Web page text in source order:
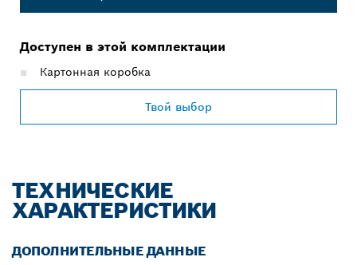
Доступен в этой комплектации
Картонная коробка
Твой выбор
ТЕХНИЧЕСКИЕ
ХАРАКТЕРИСТИКИ
ДОПОЛНИТЕЛЬНЫЕ ДАННЫЕ